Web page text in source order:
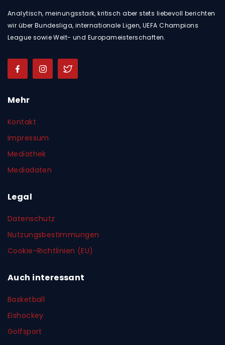
Analytisch, meinungsstark, kritisch aber stets liebevoll berichten
wir über Bundesliga, internationale Ligen, UEFA Champions
League sowie Welt- und Europameisterschaften.
Mehr
Kontakt
Impressum
Mediathek
Mediadaten
Legal
Datenschutz
Nutzungsbestimmungen
Cookie-Richtlinien (EU)
Auch interessant
Basketball
Eishockey
Golfsport